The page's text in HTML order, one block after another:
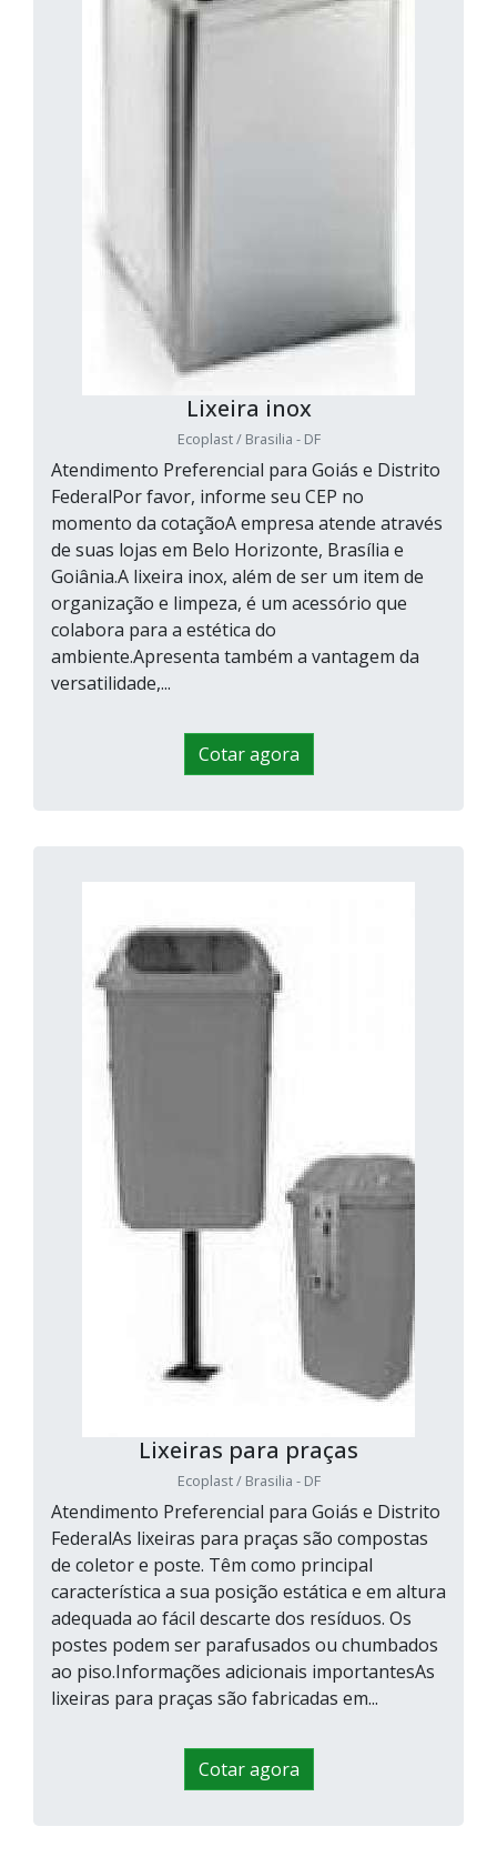
Lixeira inox
Ecoplast / Brasilia - DF
Atendimento Preferencial para Goiás e Distrito
FederalPor favor, informe seu CEP no
momento da cotaçãoA empresa atende através
de suas lojas em Belo Horizonte, Brasília e
Goiânia.A lixeira inox, além de ser um item de
organização e limpeza, é um acessório que
colabora para a estética do
ambiente.Apresenta também a vantagem da
versatilidade,...
Cotar agora
Lixeiras para praças
Ecoplast / Brasilia - DF
Atendimento Preferencial para Goiás e Distrito
FederalAs lixeiras para praças são compostas
de coletor e poste. Têm como principal
característica a sua posição estática e em altura
adequada ao fácil descarte dos resíduos. Os
postes podem ser parafusados ou chumbados
ao piso.Informações adicionais importantesAs
lixeiras para praças são fabricadas em...
Cotar agora